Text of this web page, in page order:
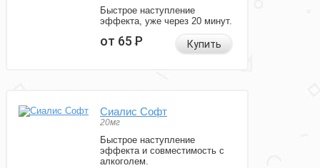
Быстрое наступление
эффекта, уже через 20 минут.
от 65Р Купить
Сиалис Софт
20мг
Быстрое наступление
эффекта и совместимость с
алкоголем.